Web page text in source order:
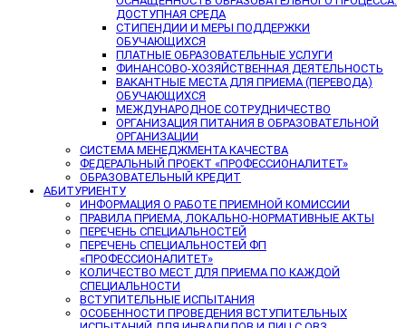
ДОСТУПНАЯ СРЕДА
СТИПЕНДИИ И МЕРЫ ПОДДЕРЖКИ
ОБУЧАЮЩИХСЯ
ПЛАТНЫЕ ОБРАЗОВАТЕЛЬНЫЕ УСЛУГИ
ФИНАНСОВО-ХОЗЯЙСТВЕННАЯ ДЕЯТЕЛЬНОСТЬ
ВАКАНТНЫЕ МЕСТА ДЛЯ ПРИЕМА (ПЕРЕВОДА)
ОБУЧАЮЩИХСЯ
МЕЖДУНАРОДНОЕ СОТРУДНИЧЕСТВО
ОРГАНИЗАЦИЯ ПИТАНИЯ В ОБРАЗОВАТЕЛЬНОЙ
ОРГАНИЗАЦИИ
СИСТЕМА МЕНЕДЖМЕНТА КАЧЕСТВА
ФЕДЕРАЛЬНЫЙ ПРОЕКТ «ПРОФЕССИОНАЛИТЕТ»
ОБРАЗОВАТЕЛЬНЫЙ КРЕДИТ
АБИТУРИЕНТУ
ИНФОРМАЦИЯ О РАБОТЕ ПРИЕМНОЙ КОМИССИИ
ПРАВИЛА ПРИЕМА, ЛОКАЛЬНО-НОРМАТИВНЫЕ АКТЫ
ПЕРЕЧЕНЬ СПЕЦИАЛЬНОСТЕЙ
ПЕРЕЧЕНЬ СПЕЦИАЛЬНОСТЕЙ ФП
«ПРОФЕССИОНАЛИТЕТ»
КОЛИЧЕСТВО МЕСТ ДЛЯ ПРИЕМА ПО КАЖДОЙ
СПЕЦИАЛЬНОСТИ
ВСТУПИТЕЛЬНЫЕ ИСПЫТАНИЯ
ОСОБЕННОСТИ ПРОВЕДЕНИЯ ВСТУПИТЕЛЬНЫХ